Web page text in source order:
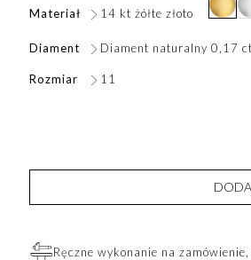
Materiał 14 kt żółte złoto
Diament Diament naturalny 0,17 ct
Rozmiar 11
Ręczne wykonanie na